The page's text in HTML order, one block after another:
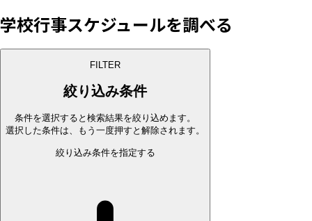
学校行事スケジュールを調べる
FILTER
絞り込み条件
条件を選択すると検索結果を絞り込めます。
選択した条件は、もう一度押すと解除されます。
絞り込み条件を指定する